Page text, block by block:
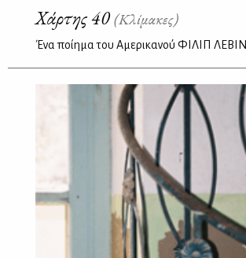
Χάρτης 40(Κλίμακες)
Ένα ποίημα του Αμερικανού ΦΙΛΙΠ ΛΕΒΙΝ